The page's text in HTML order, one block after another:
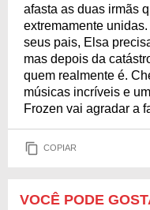
afasta as duas irmãs
extremamente
seus pais, Elsa
mas depois da
quem realmente é.
músicas incríveis e
Frozen vai agradar a
COPIAR
VOCÊ PODE